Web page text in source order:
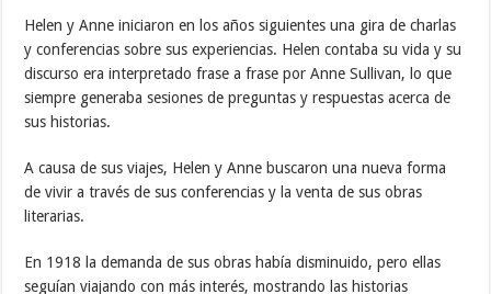
Helen y Anne iniciaron en los años siguientes una gira de charlas
y conferencias sobre sus experiencias. Helen contaba su vida y su
discurso era interpretado frase a frase por Anne Sullivan, lo que
siempre generaba sesiones de preguntas y respuestas acerca de
sus historias.
A causa de sus viajes, Helen y Anne buscaron una nueva forma
de vivir a través de sus conferencias y la venta de sus obras
literarias.
En 1918 la demanda de sus obras había disminuido, pero ellas
seguían viajando con más interés, mostrando las historias